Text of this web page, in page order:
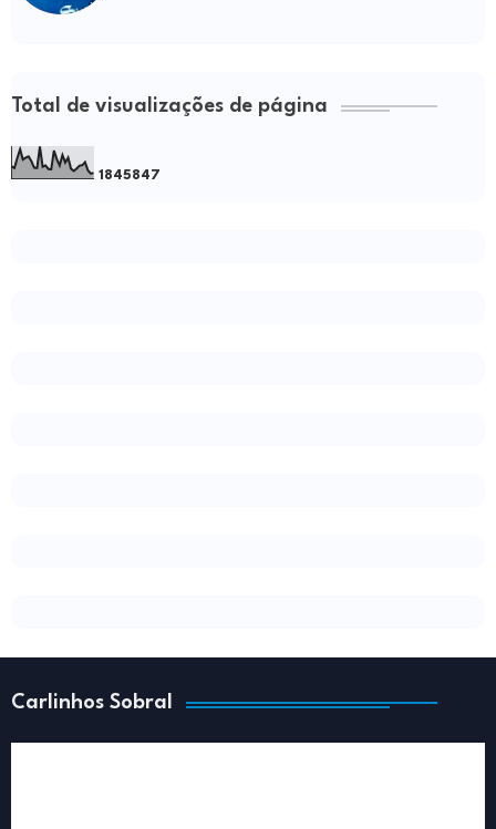
Total de visualizações de página
1 845847
Carlinhos Sobral